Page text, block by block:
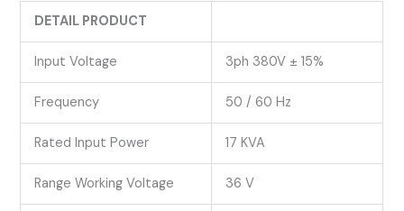
DETAIL PRODUCT
Input Voltage 3ph 380V ± 15%
Frequency 50 / 60 Hz
Rated Input Power 17 KVA
Range Working Voltage 36 V